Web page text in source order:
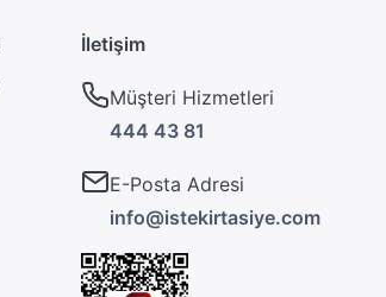
İletişim
Müşteri Hizmetleri
444 43 81
E-Posta Adresi
info@istekirtasiye.com